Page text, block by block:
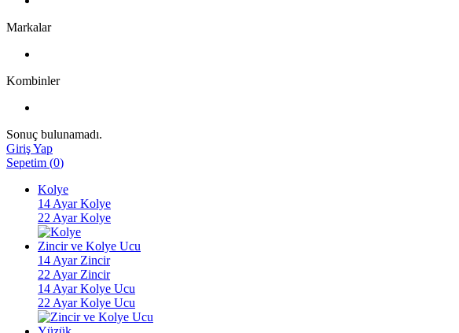
Markalar
Kombinler
Sonuç bulunamadı.
Giriş Yap
Sepetim (0)
Kolye
14 Ayar Kolye
22 Ayar Kolye
Zincir ve Kolye Ucu
14 Ayar Zincir
22 Ayar Zincir
14 Ayar Kolye Ucu
22 Ayar Kolye Ucu